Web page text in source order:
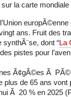
la carte mondiale
ans. Fruit des
dont “La
pistes pour
Ã¢gÃ©es Ã
de 65 ans vont
Ã 20 % en 2025